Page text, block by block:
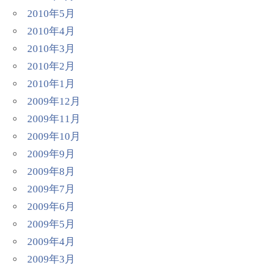
2010年5月
2010年4月
2010年3月
2010年2月
2010年1月
2009年12月
2009年11月
2009年10月
2009年9月
2009年8月
2009年7月
2009年6月
2009年5月
2009年4月
2009年3月